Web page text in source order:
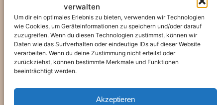
verwalten
Um dir ein optimales Erlebnis zu bieten, verwenden wir Technologien
wie Cookies, um Geräteinformationen zu speichern und/oder darauf
zuzugreifen. Wenn du diesen Technologien zustimmst, können wir
Daten wie das Surfverhalten oder eindeutige IDs auf dieser Website
verarbeiten. Wenn du deine Zustimmung nicht erteilst oder
zurückziehst, können bestimmte Merkmale und Funktionen
beeinträchtigt werden.
Akzeptieren
erfolgreich…
20. Juni 2023